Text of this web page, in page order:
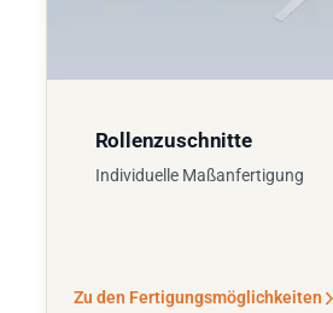
Rollenzuschnitte
Individuelle Maßanfertigung
Zu den Fertigungsmöglichkeiten